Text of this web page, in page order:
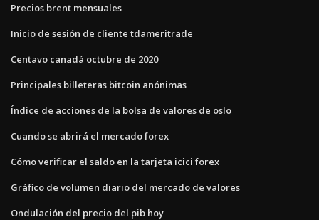
Precios brent mensuales
Inicio de sesión de cliente tdameritrade
Centavo canadá octubre de 2020
Principales billeteras bitcoin anónimas
Índice de acciones de la bolsa de valores de oslo
Cuando se abrirá el mercado forex
Cómo verificar el saldo en la tarjeta icici forex
Gráfico de volumen diario del mercado de valores
Ondulación del precio del pib hoy